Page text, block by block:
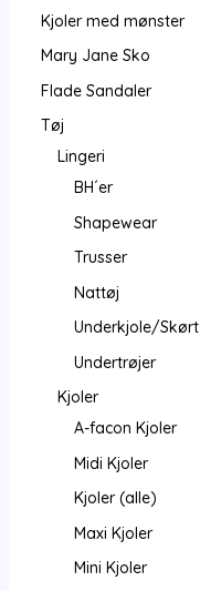
Kjoler med mønster
Mary Jane Sko
Flade Sandaler
Tøj
Lingeri
BH´er
Shapewear
Trusser
Nattøj
Underkjole/Skørt
Undertrøjer
Kjoler
A-facon Kjoler
Midi Kjoler
Kjoler (alle)
Maxi Kjoler
Mini Kjoler